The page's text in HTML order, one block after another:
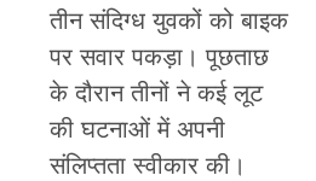
तीन संदिग्ध युवकों को बाइक
पर सवार पकड़ा। पूछताछ
के दौरान तीनों ने कई लूट
की घटनाओं में अपनी
संलिप्तता स्वीकार की।